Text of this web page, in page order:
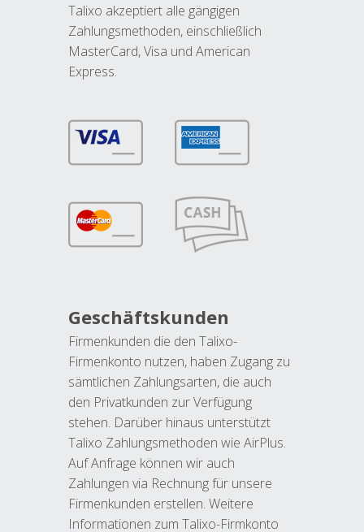
Talixo akzeptiert alle gängigen
Zahlungsmethoden, einschließlich
MasterCard, Visa und American
Express.
Geschäftskunden
Firmenkunden die den Talixo-
Firmenkonto nutzen, haben Zugang zu
sämtlichen Zahlungsarten, die auch
den Privatkunden zur Verfügung
stehen. Darüber hinaus unterstützt
Talixo Zahlungsmethoden wie AirPlus.
Auf Anfrage können wir auch
Zahlungen via Rechnung für unsere
Firmenkunden erstellen. Weitere
Informationen zum Talixo-Firmkonto